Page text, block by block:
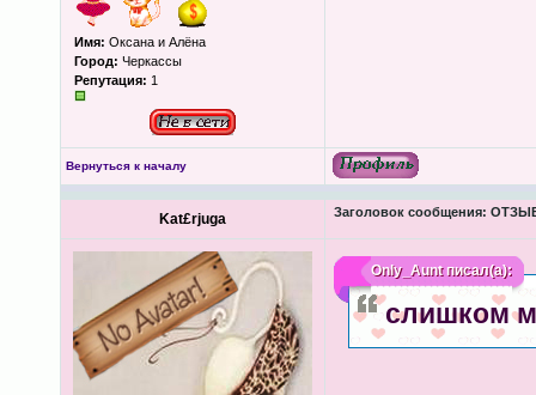
Имя: Оксана и Алёна
Город: Черкассы
Репутация: 1
Вернуться к началу
Kat£rjuga Заголовок сообщения:
Only_Auntписал(а):
слишком